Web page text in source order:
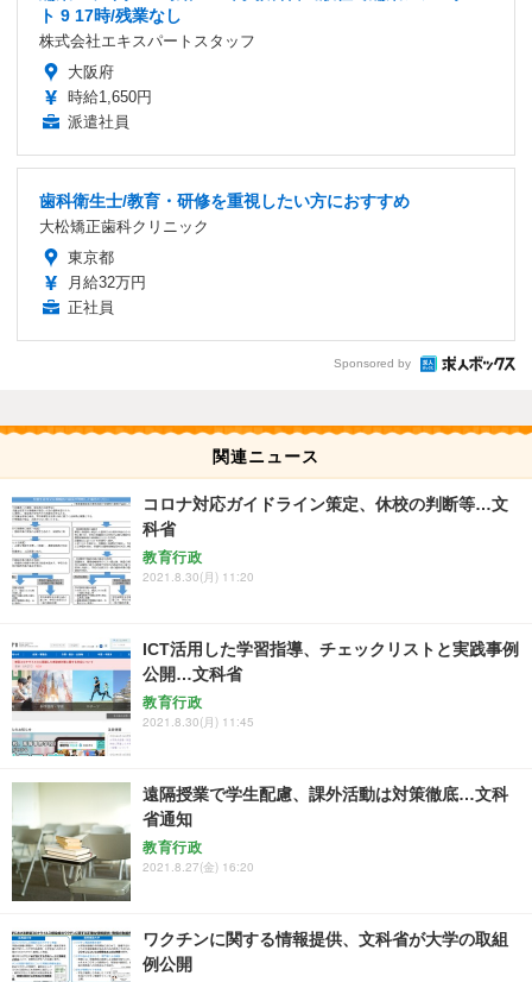
ト 9 17時/残業なし
株式会社エキスパートスタッフ
大阪府
時給1,650円
派遣社員
歯科衛生士/教育・研修を重視したい方におすすめ
大松矯正歯科クリニック
東京都
月給32万円
正社員
Sponsored by
関連ニュース
コロナ対応ガイドライン策定、休校の判断等…文
科省
教育行政
2021.8.30(月) 11:20
ICT活用した学習指導、チェックリストと実践事例
公開…文科省
教育行政
2021.8.30(月) 11:45
遠隔授業で学生配慮、課外活動は対策徹底…文科
省通知
教育行政
2021.8.27(金) 16:20
ワクチンに関する情報提供、文科省が大学の取組
例公開